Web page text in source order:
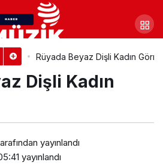
Rüyada Beyaz Dişli Kadın
Dişli Kadın
yayınlandı
yayınlandı
Beyaz Dişli Erkek